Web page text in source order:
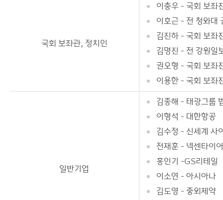
국회 보좌관, 정치인
이충우 - 국회 보좌
이호근 - 전 청와대
김진하 - 국회 보좌
김명진 - 전 강원일
권오형 - 국회 보좌
이용한 - 국회 보좌
일반기업
김종해 - 태광그룹
이형석 - 대한항공
김수정 - 신세계 사
전재훈 - 넥센타이어
홍인기 -GS리테일
이소연 - 아시아나
김도영 - 중외제약